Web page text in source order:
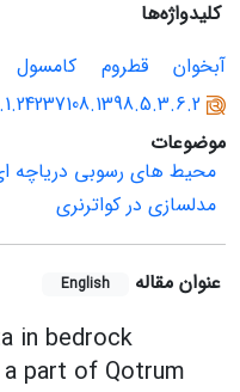
کلیدواژه‌ها
آبخوان
قطروم کامسول
موضوعات
محیط های رسوبی دریاچه
مدلسازی در کواترنری
عنوان مقاله English
in bedrock
part of Qotrum